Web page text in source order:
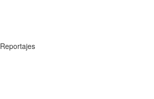
Reportajes